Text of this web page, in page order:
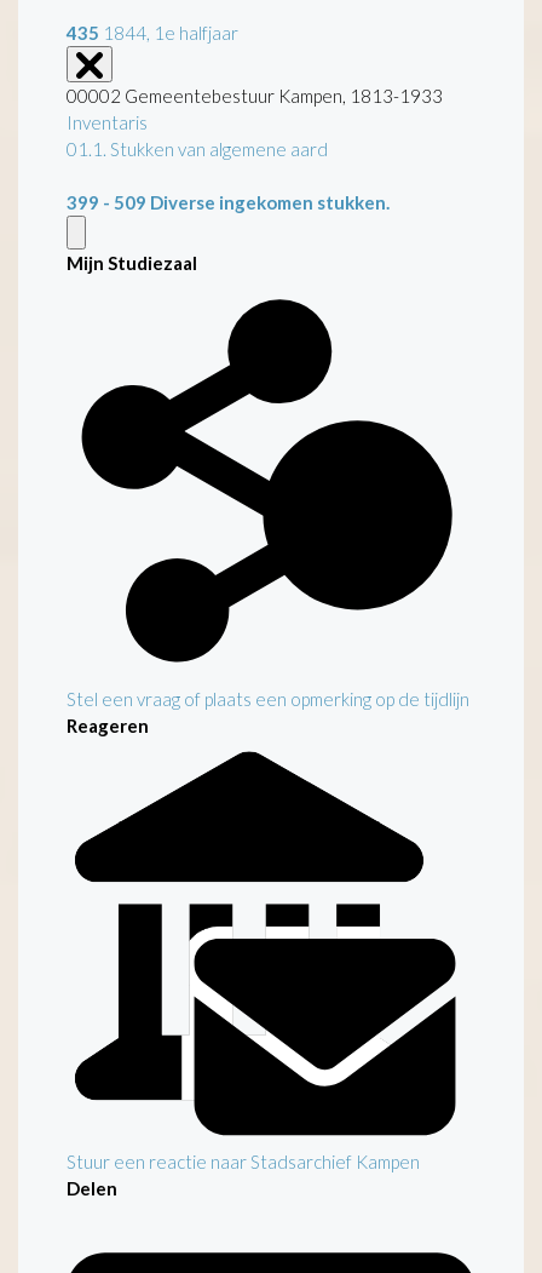
435 1844, 1e halfjaar
00002 Gemeentebestuur Kampen, 1813-1933
Inventaris
01.1. Stukken van algemene aard
399 - 509 Diverse ingekomen stukken.
Mijn Studiezaal
Stel een vraag of plaats een opmerking op de tijdlijn
Reageren
Stuur een reactie naar Stadsarchief Kampen
Delen